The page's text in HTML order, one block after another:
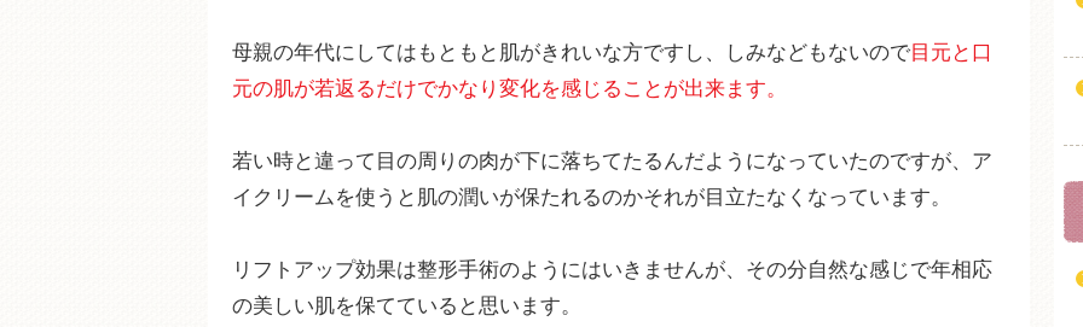
母親の年代にしてはもともと肌がきれいな方ですし、しみなどもないので目元と口
元の肌が若返るだけでかなり変化を感じることが出来ます。
若い時と違って目の周りの肉が下に落ちてたるんだようになっていたのですが、ア
イクリームを使うと肌の潤いが保たれるのかそれが目立たなくなっています。
リフトアップ効果は整形手術のようにはいきませんが、その分自然な感じで年相応
の美しい肌を保てていると思います。